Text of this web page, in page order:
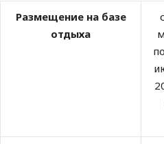
Размещение на базе
отдыха